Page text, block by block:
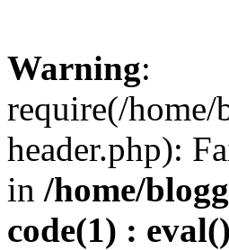
Warning:
require(/
header.php):
in /home/
code(1) :